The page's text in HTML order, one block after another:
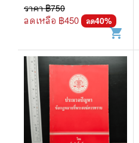
ราคา ฿750
ลดเหลือ ฿450 ลด40%
shopping_cart